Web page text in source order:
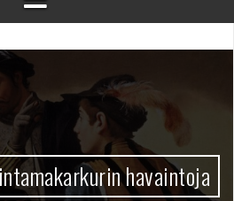
havaintoja Muisto